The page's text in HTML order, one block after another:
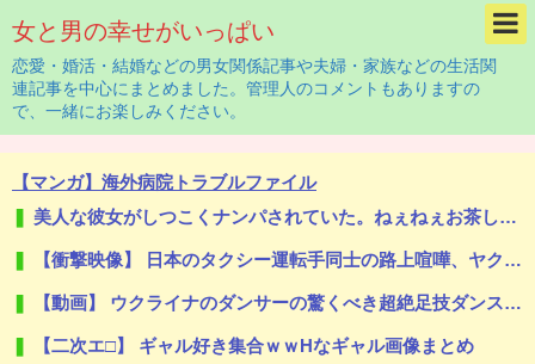
女と男の幸せがいっぱい
恋愛・婚活・結婚などの男女関係記事や夫婦・家族などの生活関
連記事を中心にまとめました。管理人のコメントもありますの
で、一緒にお楽しみください。
【マンガ】海外病院トラブルファイル
美人な彼女がしつこくナンパされていた。ねぇねぇお茶しない？ → 彼女、慣れたものです…
【衝撃映像】 日本のタクシー運転手同士の路上喧嘩、ヤクザのようだと海外で話題に
【動画】 ウクライナのダンサーの驚くべき超絶足技ダンスが凄すぎるｗ！！
【二次エ□】 ギャル好き集合ｗｗHなギャル画像まとめ